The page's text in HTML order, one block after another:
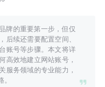

牌的重要第一步，但仅
后续还需要配置空间、
账号等步骤。本文将详
高效地建立网站账号，
服务领域的专业能力，